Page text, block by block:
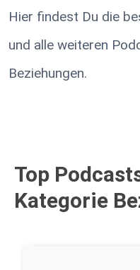
Hier findest Du die
und alle weiteren
Beziehungen.
Top
Kategorie